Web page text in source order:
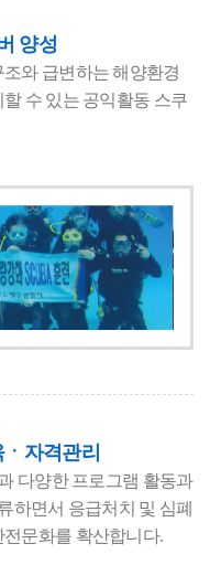
양성
와 급변하는 해양환경
수 있는 공익활동 스쿠
자격관리
다양한 프로그램 활동과
하면서 응급처치 및 심폐
문화를 확산합니다.